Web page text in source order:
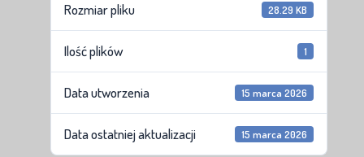
Rozmiar pliku 28.29 KB
Ilość plików 1
Data utworzenia 15 marca 2026
Data ostatniej aktualizacji 15 marca 2026